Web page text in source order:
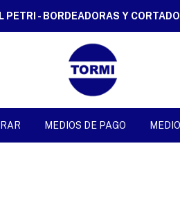
PETRI - BORDEADORAS Y
MEDIOS DE PAGO